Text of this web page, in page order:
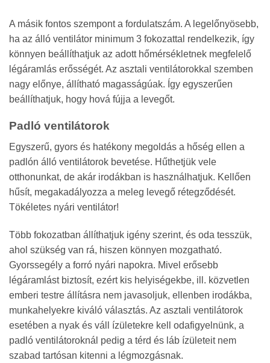
A másik fontos szempont a fordulatszám. A legelőnyösebb,
ha az álló ventilátor minimum 3 fokozattal rendelkezik, így
könnyen beállíthatjuk az adott hőmérsékletnek megfelelő
légáramlás erősségét. Az asztali ventilátorokkal szemben
nagy előnye, állítható magasságúak. Így egyszerűen
beállíthatjuk, hogy hová fújja a levegőt.
Padló ventilátorok
Egyszerű, gyors és hatékony megoldás a hőség ellen a
padlón álló ventilátorok bevetése. Hűthetjük vele
otthonunkat, de akár irodákban is használhatjuk. Kellően
hűsít, megakadályozza a meleg levegő rétegződését.
Tökéletes nyári ventilátor!
Több fokozatban állíthatjuk igény szerint, és oda tesszük,
ahol szükség van rá, hiszen könnyen mozgatható.
Gyorssegély a forró nyári napokra. Mivel erősebb
légáramlást biztosít, ezért kis helyiségekbe, ill. közvetlen
emberi testre állításra nem javasoljuk, ellenben irodákba,
munkahelyekre kiváló választás. Az asztali ventilátorok
esetében a nyak és váll ízületekre kell odafigyelnünk, a
padló ventilátoroknál pedig a térd és láb ízületeit nem
szabad tartósan kitenni a légmozgásnak.